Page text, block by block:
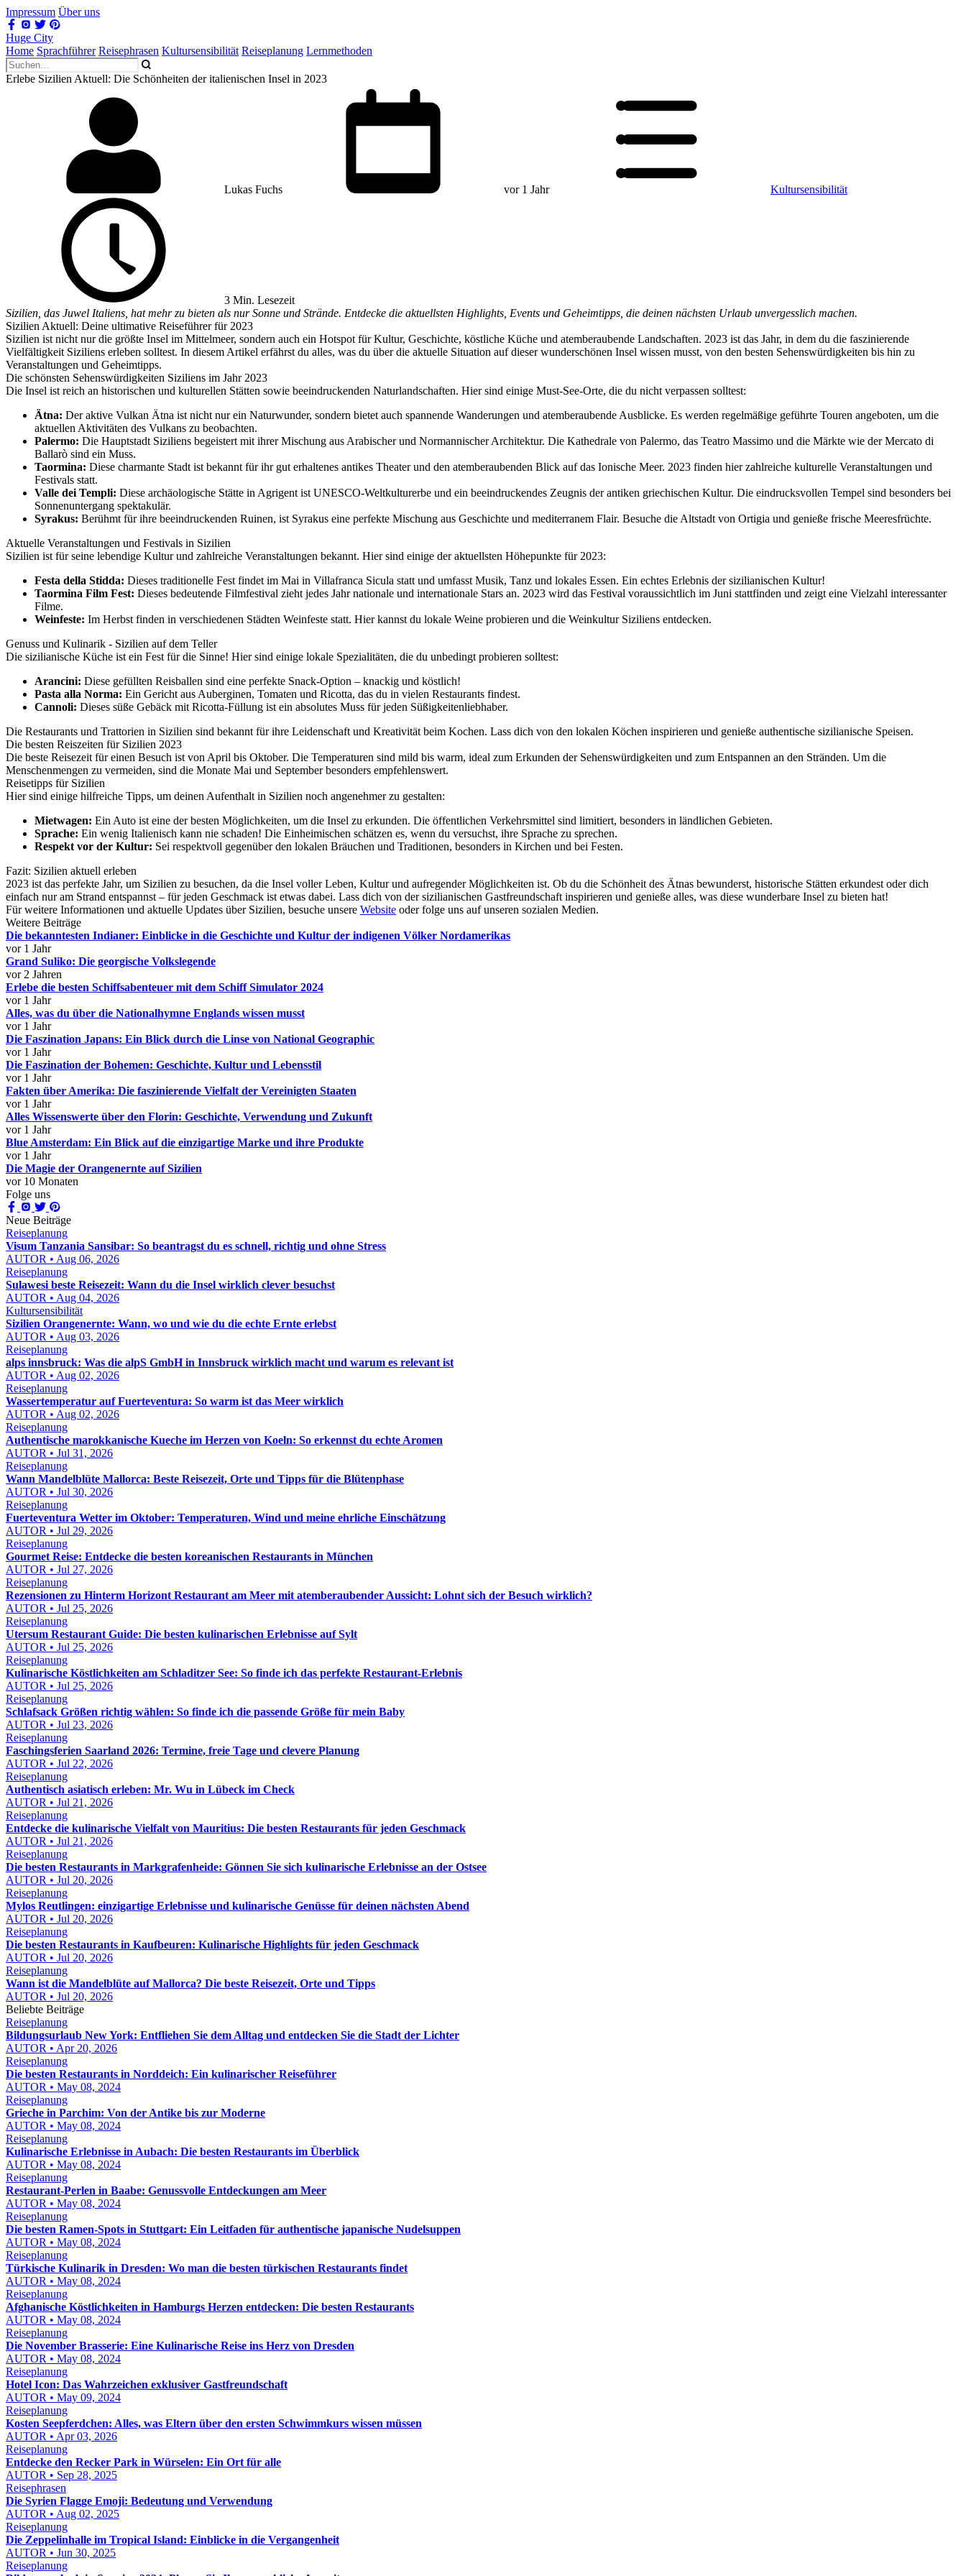
Impressum Über uns
Huge City
Home Sprachführer Reisephrasen Kultursensibilität Reiseplanung Lernmethoden
Erlebe Sizilien Aktuell: Die Schönheiten der italienischen Insel in 2023
Lukas Fuchs vor 1 Jahr Kultursensibilität
3 Min. Lesezeit
Sizilien, das Juwel Italiens, hat mehr zu bieten als nur Sonne und Strände. Entdecke die aktuellsten Highlights, Events und Geheimtipps, die deinen nächsten Urlaub unvergesslich machen.
Sizilien Aktuell: Deine ultimative Reiseführer für 2023
Sizilien ist nicht nur die größte Insel im Mittelmeer, sondern auch ein Hotspot für Kultur, Geschichte, köstliche Küche und atemberaubende Landschaften. 2023 ist das Jahr, in dem du die faszinierende
Vielfältigkeit Siziliens erleben solltest. In diesem Artikel erfährst du alles, was du über die aktuelle Situation auf dieser wunderschönen Insel wissen musst, von den besten Sehenswürdigkeiten bis hin zu
Veranstaltungen und Geheimtipps.
Die schönsten Sehenswürdigkeiten Siziliens im Jahr 2023
Die Insel ist reich an historischen und kulturellen Stätten sowie beeindruckenden Naturlandschaften. Hier sind einige Must-See-Orte, die du nicht verpassen solltest:
Ätna: Der aktive Vulkan Ätna ist nicht nur ein Naturwunder, sondern bietet auch spannende Wanderungen und atemberaubende Ausblicke. Es werden regelmäßige geführte Touren angeboten, um die
aktuellen Aktivitäten des Vulkans zu beobachten.
Palermo: Die Hauptstadt Siziliens begeistert mit ihrer Mischung aus Arabischer und Normannischer Architektur. Die Kathedrale von Palermo, das Teatro Massimo und die Märkte wie der Mercato di
Ballarò sind ein Muss.
Taormina: Diese charmante Stadt ist bekannt für ihr gut erhaltenes antikes Theater und den atemberaubenden Blick auf das Ionische Meer. 2023 finden hier zahlreiche kulturelle Veranstaltungen und
Festivals statt.
Valle dei Templi: Diese archäologische Stätte in Agrigent ist UNESCO-Weltkulturerbe und ein beeindruckendes Zeugnis der antiken griechischen Kultur. Die eindrucksvollen Tempel sind besonders bei
Sonnenuntergang spektakulär.
Syrakus: Berühmt für ihre beeindruckenden Ruinen, ist Syrakus eine perfekte Mischung aus Geschichte und mediterranem Flair. Besuche die Altstadt von Ortigia und genieße frische Meeresfrüchte.
Aktuelle Veranstaltungen und Festivals in Sizilien
Sizilien ist für seine lebendige Kultur und zahlreiche Veranstaltungen bekannt. Hier sind einige der aktuellsten Höhepunkte für 2023:
Festa della Stidda: Dieses traditionelle Fest findet im Mai in Villafranca Sicula statt und umfasst Musik, Tanz und lokales Essen. Ein echtes Erlebnis der sizilianischen Kultur!
Taormina Film Fest: Dieses bedeutende Filmfestival zieht jedes Jahr nationale und internationale Stars an. 2023 wird das Festival voraussichtlich im Juni stattfinden und zeigt eine Vielzahl interessanter
Filme.
Weinfeste: Im Herbst finden in verschiedenen Städten Weinfeste statt. Hier kannst du lokale Weine probieren und die Weinkultur Siziliens entdecken.
Genuss und Kulinarik - Sizilien auf dem Teller
Die sizilianische Küche ist ein Fest für die Sinne! Hier sind einige lokale Spezialitäten, die du unbedingt probieren solltest:
Arancini: Diese gefüllten Reisballen sind eine perfekte Snack-Option – knackig und köstlich!
Pasta alla Norma: Ein Gericht aus Auberginen, Tomaten und Ricotta, das du in vielen Restaurants findest.
Cannoli: Dieses süße Gebäck mit Ricotta-Füllung ist ein absolutes Muss für jeden Süßigkeitenliebhaber.
Die Restaurants und Trattorien in Sizilien sind bekannt für ihre Leidenschaft und Kreativität beim Kochen. Lass dich von den lokalen Köchen inspirieren und genieße authentische sizilianische Speisen.
Die besten Reiszeiten für Sizilien 2023
Die beste Reisezeit für einen Besuch ist von April bis Oktober. Die Temperaturen sind mild bis warm, ideal zum Erkunden der Sehenswürdigkeiten und zum Entspannen an den Stränden. Um die
Menschenmengen zu vermeiden, sind die Monate Mai und September besonders empfehlenswert.
Reisetipps für Sizilien
Hier sind einige hilfreiche Tipps, um deinen Aufenthalt in Sizilien noch angenehmer zu gestalten:
Mietwagen: Ein Auto ist eine der besten Möglichkeiten, um die Insel zu erkunden. Die öffentlichen Verkehrsmittel sind limitiert, besonders in ländlichen Gebieten.
Sprache: Ein wenig Italienisch kann nie schaden! Die Einheimischen schätzen es, wenn du versuchst, ihre Sprache zu sprechen.
Respekt vor der Kultur: Sei respektvoll gegenüber den lokalen Bräuchen und Traditionen, besonders in Kirchen und bei Festen.
Fazit: Sizilien aktuell erleben
2023 ist das perfekte Jahr, um Sizilien zu besuchen, da die Insel voller Leben, Kultur und aufregender Möglichkeiten ist. Ob du die Schönheit des Ätnas bewunderst, historische Stätten erkundest oder dich
einfach nur am Strand entspannst – für jeden Geschmack ist etwas dabei. Lass dich von der sizilianischen Gastfreundschaft inspirieren und genieße alles, was diese wunderbare Insel zu bieten hat!
Für weitere Informationen und aktuelle Updates über Sizilien, besuche unsere Website oder folge uns auf unseren sozialen Medien.
Weitere Beiträge
Die bekanntesten Indianer: Einblicke in die Geschichte und Kultur der indigenen Völker Nordamerikas
vor 1 Jahr
Grand Suliko: Die georgische Volkslegende
vor 2 Jahren
Erlebe die besten Schiffsabenteuer mit dem Schiff Simulator 2024
vor 1 Jahr
Alles, was du über die Nationalhymne Englands wissen musst
vor 1 Jahr
Die Faszination Japans: Ein Blick durch die Linse von National Geographic
vor 1 Jahr
Die Faszination der Bohemen: Geschichte, Kultur und Lebensstil
vor 1 Jahr
Fakten über Amerika: Die faszinierende Vielfalt der Vereinigten Staaten
vor 1 Jahr
Alles Wissenswerte über den Florin: Geschichte, Verwendung und Zukunft
vor 1 Jahr
Blue Amsterdam: Ein Blick auf die einzigartige Marke und ihre Produkte
vor 1 Jahr
Die Magie der Orangenernte auf Sizilien
vor 10 Monaten
Folge uns
Neue Beiträge
Reiseplanung
Visum Tanzania Sansibar: So beantragst du es schnell, richtig und ohne Stress
AUTOR • Aug 06, 2026
Reiseplanung
Sulawesi beste Reisezeit: Wann du die Insel wirklich clever besuchst
AUTOR • Aug 04, 2026
Kultursensibilität
Sizilien Orangenernte: Wann, wo und wie du die echte Ernte erlebst
AUTOR • Aug 03, 2026
Reiseplanung
alps innsbruck: Was die alpS GmbH in Innsbruck wirklich macht und warum es relevant ist
AUTOR • Aug 02, 2026
Reiseplanung
Wassertemperatur auf Fuerteventura: So warm ist das Meer wirklich
AUTOR • Aug 02, 2026
Reiseplanung
Authentische marokkanische Kueche im Herzen von Koeln: So erkennst du echte Aromen
AUTOR • Jul 31, 2026
Reiseplanung
Wann Mandelblüte Mallorca: Beste Reisezeit, Orte und Tipps für die Blütenphase
AUTOR • Jul 30, 2026
Reiseplanung
Fuerteventura Wetter im Oktober: Temperaturen, Wind und meine ehrliche Einschätzung
AUTOR • Jul 29, 2026
Reiseplanung
Gourmet Reise: Entdecke die besten koreanischen Restaurants in München
AUTOR • Jul 27, 2026
Reiseplanung
Rezensionen zu Hinterm Horizont Restaurant am Meer mit atemberaubender Aussicht: Lohnt sich der Besuch wirklich?
AUTOR • Jul 25, 2026
Reiseplanung
Utersum Restaurant Guide: Die besten kulinarischen Erlebnisse auf Sylt
AUTOR • Jul 25, 2026
Reiseplanung
Kulinarische Köstlichkeiten am Schladitzer See: So finde ich das perfekte Restaurant-Erlebnis
AUTOR • Jul 25, 2026
Reiseplanung
Schlafsack Größen richtig wählen: So finde ich die passende Größe für mein Baby
AUTOR • Jul 23, 2026
Reiseplanung
Faschingsferien Saarland 2026: Termine, freie Tage und clevere Planung
AUTOR • Jul 22, 2026
Reiseplanung
Authentisch asiatisch erleben: Mr. Wu in Lübeck im Check
AUTOR • Jul 21, 2026
Reiseplanung
Entdecke die kulinarische Vielfalt von Mauritius: Die besten Restaurants für jeden Geschmack
AUTOR • Jul 21, 2026
Reiseplanung
Die besten Restaurants in Markgrafenheide: Gönnen Sie sich kulinarische Erlebnisse an der Ostsee
AUTOR • Jul 20, 2026
Reiseplanung
Mylos Reutlingen: einzigartige Erlebnisse und kulinarische Genüsse für deinen nächsten Abend
AUTOR • Jul 20, 2026
Reiseplanung
Die besten Restaurants in Kaufbeuren: Kulinarische Highlights für jeden Geschmack
AUTOR • Jul 20, 2026
Reiseplanung
Wann ist die Mandelblüte auf Mallorca? Die beste Reisezeit, Orte und Tipps
AUTOR • Jul 20, 2026
Beliebte Beiträge
Reiseplanung
Bildungsurlaub New York: Entfliehen Sie dem Alltag und entdecken Sie die Stadt der Lichter
AUTOR • Apr 20, 2026
Reiseplanung
Die besten Restaurants in Norddeich: Ein kulinarischer Reiseführer
AUTOR • May 08, 2024
Reiseplanung
Grieche in Parchim: Von der Antike bis zur Moderne
AUTOR • May 08, 2024
Reiseplanung
Kulinarische Erlebnisse in Aubach: Die besten Restaurants im Überblick
AUTOR • May 08, 2024
Reiseplanung
Restaurant-Perlen in Baabe: Genussvolle Entdeckungen am Meer
AUTOR • May 08, 2024
Reiseplanung
Die besten Ramen-Spots in Stuttgart: Ein Leitfaden für authentische japanische Nudelsuppen
AUTOR • May 08, 2024
Reiseplanung
Türkische Kulinarik in Dresden: Wo man die besten türkischen Restaurants findet
AUTOR • May 08, 2024
Reiseplanung
Afghanische Köstlichkeiten in Hamburgs Herzen entdecken: Die besten Restaurants
AUTOR • May 08, 2024
Reiseplanung
Die November Brasserie: Eine Kulinarische Reise ins Herz von Dresden
AUTOR • May 08, 2024
Reiseplanung
Hotel Icon: Das Wahrzeichen exklusiver Gastfreundschaft
AUTOR • May 09, 2024
Reiseplanung
Kosten Seepferdchen: Alles, was Eltern über den ersten Schwimmkurs wissen müssen
AUTOR • Apr 03, 2026
Reiseplanung
Entdecke den Recker Park in Würselen: Ein Ort für alle
AUTOR • Sep 28, 2025
Reisephrasen
Die Syrien Flagge Emoji: Bedeutung und Verwendung
AUTOR • Aug 02, 2025
Reiseplanung
Die Zeppelinhalle im Tropical Island: Einblicke in die Vergangenheit
AUTOR • Jun 30, 2025
Reiseplanung